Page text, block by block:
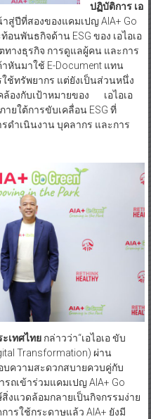
ปฏิบัติการ เอ
สู่ปีที่สองของแคมเปญ AIA+ Go
นพันธกิจด้าน ESG ของ เอไอเอ
ทางธุรกิจ การดูแลผู้คน และการ
หันมาใช้ E-Document แทน
ใช้ทรัพยากร แต่ยังเป็นส่วนหนึ่ง
องกับเป้าหมายของ เอไอเอ
ายใต้การขับเคลื่อน ESG ที่
ดำเนินงาน บุคลากร และการ
เทศไทยกล่าวว่า“เอไอเอ ขับ
Transformation) ผ่าน
บความสะดวกสบายควบคู่กับ
ถเข้าร่วมแคมเปญ AIA+ Go
งแวดล้อมกลายเป็นกิจกรรมง่าย
รใช้กระดาษแล้ว AIA+ ยังมี